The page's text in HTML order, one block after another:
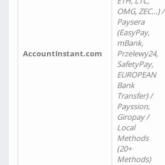
AccountInstant.com
OMG, ZEC…) /
Paysera
(EasyPay,
mBank,
Przelewy24,
SafetyPay,
EUROPEAN
Bank
Transfer) /
Payssion,
Giropay /
Local
Methods
(20+
Methods)